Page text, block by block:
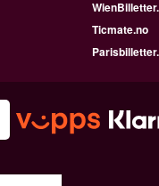
Ticmate.no